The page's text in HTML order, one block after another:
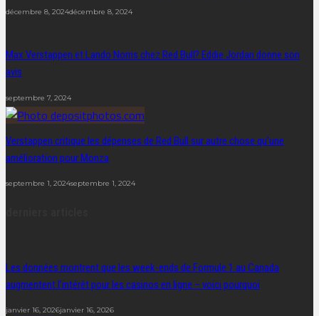
décembre 8, 2024décembre 8, 2024
Max Verstappen et Lando Norris chez Red Bull? Eddie Jordan donne son
avis
septembre 7, 2024
Verstappen critique les dépenses de Red Bull sur autre chose qu’une
amélioration pour Monza
septembre 1, 2024septembre 1, 2024
Les données montrent que les week-ends de Formule 1 au Canada
augmentent l’intérêt pour les casinos en ligne – voici pourquoi
janvier 16, 2026janvier 16, 2026